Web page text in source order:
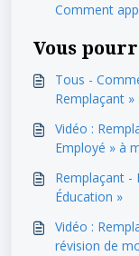
Comment
Vous
Tous -
Remplaçant
Vidéo :
Employé » à
Remplaçant -
Éducation »
Vidéo :
révision de